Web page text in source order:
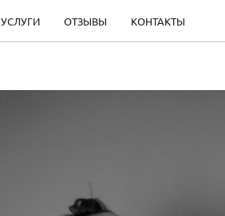
УСЛУГИ ОТЗЫВЫ КОНТАКТЫ